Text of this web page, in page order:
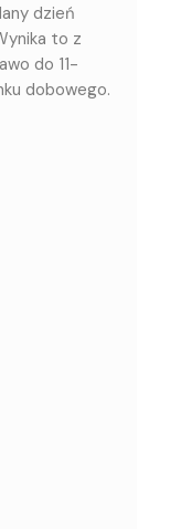
dzień
to z
do 11-
dobowego.